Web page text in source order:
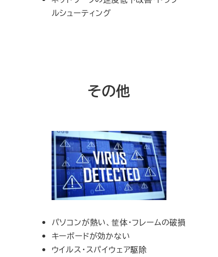
ルシューティング
その他
パソコンが熱い、筐体・フレームの破損
キーボードが効かない
ウイルス・スパイウェア駆除